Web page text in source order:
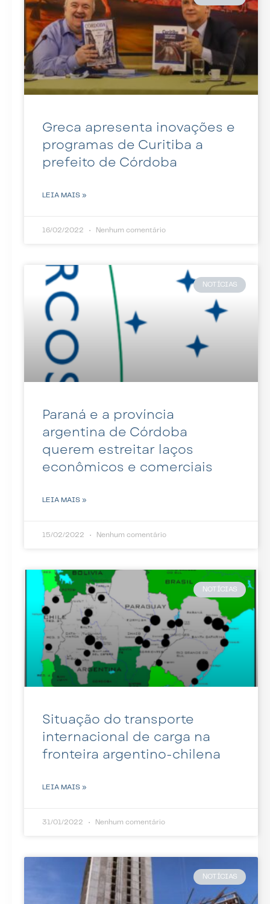
Greca apresenta inovações e
programas de Curitiba a
prefeito de Córdoba
LEIA MAIS »
16/02/2022 Nenhum comentário
NOTÍCIAS
Paraná e a província
argentina de Córdoba
querem estreitar laços
econômicos e comerciais
LEIA MAIS »
15/02/2022 Nenhum comentário
NOTÍCIAS
Situação do transporte
internacional de carga na
fronteira argentino-chilena
LEIA MAIS »
31/01/2022 Nenhum comentário
NOTÍCIAS